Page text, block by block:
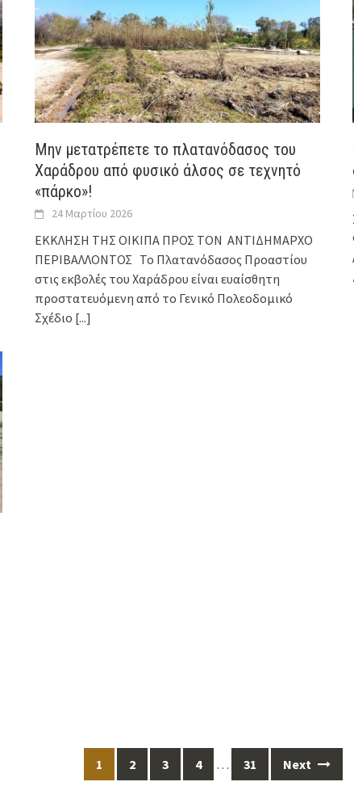
Μην μετατρέπετε το πλατανόδασος του
Χαράδρου από φυσικό άλσος σε τεχνητό
«πάρκο»!
24 Μαρτίου 2026
ΕΚΚΛΗΣΗ ΤΗΣ ΟΙΚΙΠΑ ΠΡΟΣ ΤΟΝ ΑΝΤΙΔΗΜΑΡΧΟ
ΠΕΡΙΒΑΛΛΟΝΤΟΣ Το Πλατανόδασος Προαστίου
στις εκβολές του Χαράδρου είναι ευαίσθητη
προστατευόμενη από το Γενικό Πολεοδομικό
Σχέδιο [...]
1 2 3 4 … 31 Next